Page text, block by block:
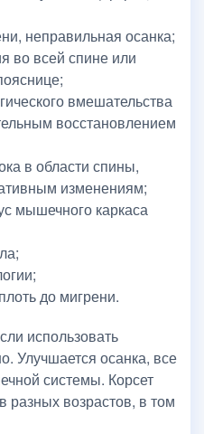
неправильная осанка;
во всей спине или
вмешательства
восстановлением
в области спины,
изменениям;
мышечного каркаса
до мигрени.
использовать
Улучшается осанка, все
системы. Корсет
разных возрастов, в том